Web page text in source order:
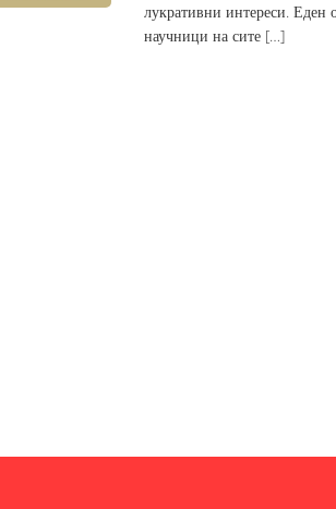
лукративни интереси. Еден
научници на сите […]